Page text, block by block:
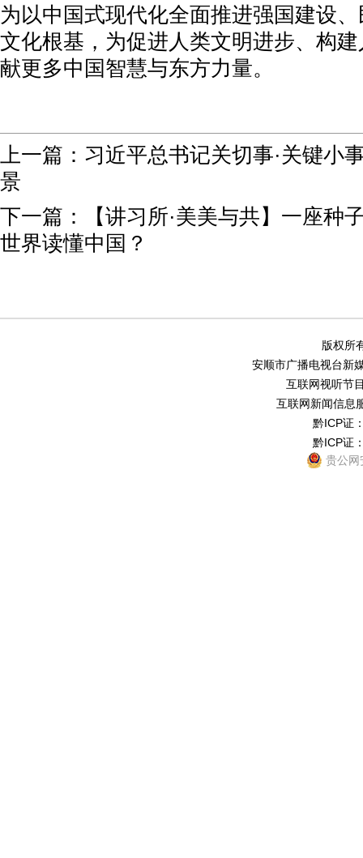
为以中国式现代化全面推进强国建设
文化根基，为促进人类文明进步、构
献更多中国智慧与东方力量。
上一篇： 习近平总书记关切事·关键小
景
下一篇：
【讲习所·美美与共】一座种
世界读懂中国？
版权所
安顺市广播电视台新
互联网视听节
互联网新闻信息
黔ICP证
黔ICP证
贵公